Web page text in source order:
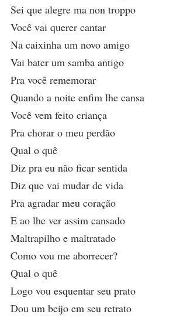
Sei que alegre ma non troppo
Você vai querer cantar
Na caixinha um novo amigo
Vai bater um samba antigo
Pra você rememorar
Quando a noite enfim lhe cansa
Você vem feito criança
Pra chorar o meu perdão
Qual o quê
Diz pra eu não ficar sentida
Diz que vai mudar de vida
Pra agradar meu coração
E ao lhe ver assim cansado
Maltrapilho e maltratado
Como vou me aborrecer?
Qual o quê
Logo vou esquentar seu prato
Dou um beijo em seu retrato